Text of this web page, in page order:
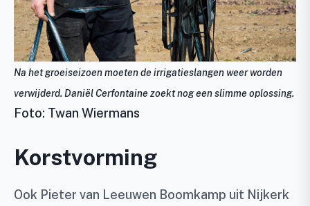
Na het groeiseizoen moeten de irrigatieslangen weer worden
verwijderd. Daniël Cerfontaine zoekt nog een slimme oplossing.
Foto: Twan Wiermans
Korstvorming
Ook Pieter van Leeuwen Boomkamp uit Nijkerk